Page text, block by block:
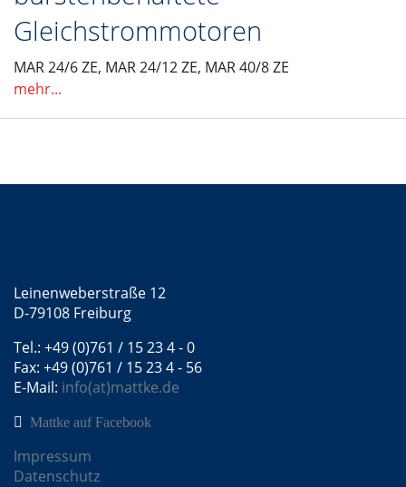
Gleichstrommotoren
MAR 24/6 ZE, MAR 24/12 ZE, MAR 40/8 ZE
mehr...
Leinenweberstraße 12
D-79108 Freiburg
Tel.: +49 (0)761 / 15 23 4 - 0
Fax: +49 (0)761 / 15 23 4 - 56
E-Mail: info(at)mattke.de
Mattke auf Facebook
Impressum
Datenschutz